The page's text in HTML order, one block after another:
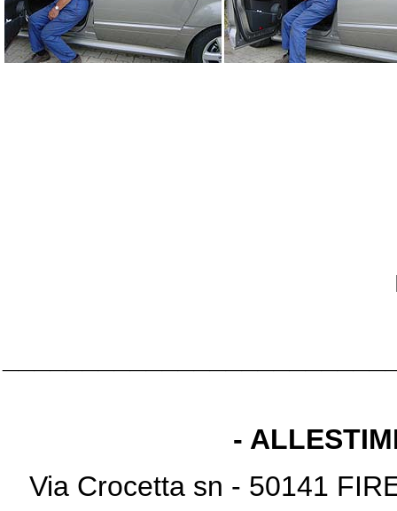
-
Via Crocetta sn - 50141